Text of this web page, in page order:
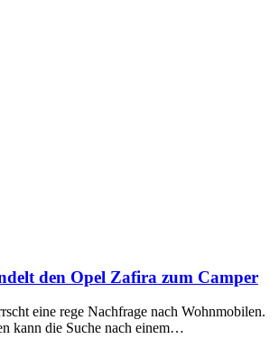
den Opel Zafira zum Camper
eine rege Nachfrage nach Wohnmobilen.
kann die Suche nach einem…